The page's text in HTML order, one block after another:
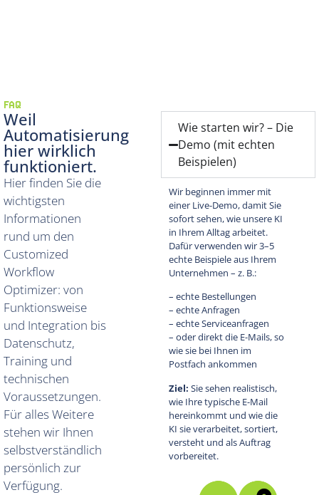
FAQ
Weil
Automatisierung
hier wirklich
funktioniert.
Hier finden Sie die
wichtigsten
Informationen
rund um den
Customized
Workflow
Optimizer: von
Funktionsweise
und Integration bis
Datenschutz,
Training und
technischen
Voraussetzungen.
Für alles Weitere
stehen wir Ihnen
selbstverständlich
persönlich zur
Verfügung.
Wie starten wir? – Die
Demo (mit echten
Beispielen)
Wir beginnen immer mit
einer Live-Demo, damit Sie
sofort sehen, wie unsere KI
in Ihrem Alltag arbeitet.
Dafür verwenden wir 3–5
echte Beispiele aus Ihrem
Unternehmen – z. B.:
– echte Bestellungen
– echte Anfragen
– echte Serviceanfragen
– oder direkt die E-Mails, so
wie sie bei Ihnen im
Postfach ankommen
Ziel: Sie sehen realistisch,
wie Ihre typische E-Mail
hereinkommt und wie die
KI sie verarbeitet, sortiert,
versteht und als Auftrag
vorbereitet.